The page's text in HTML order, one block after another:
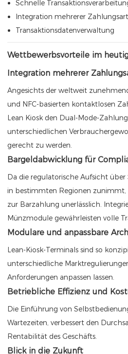
Schnelle
Integration mehrerer
Transaktionsdatenverwaltung
Wettbewerbsvorteile im
Integration mehrerer
Angesichts der weltweit
und NFC-basierten kontaktlosen
Lean Kiosk den Dual-Mode-
unterschiedlichen
gerecht zu werden.
Bargeldabwicklung für
Da die regulatorische Aufsicht über
in bestimmten Regionen
zur Barzahlung unerlässlich.
Münzmodule gewährleisten volle
Modulare und anpassbare
Lean-Kiosk-Terminals sind so
unterschiedliche
Anforderungen anpassen lassen.
Betriebliche Effizienz und
Die Einführung von
Wartezeiten, verbessert den
Rentabilität des Geschäfts.
Blick in die Zukunft